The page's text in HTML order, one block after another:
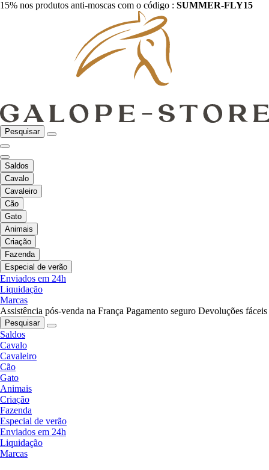
15% nos produtos anti-moscas com o código : SUMMER-FLY15
Pesquisar
Saldos
Cavalo
Cavaleiro
Cão
Gato
Animais
Criação
Fazenda
Especial de verão
Enviados em 24h
Liquidação
Marcas
Assistência pós-venda na França Pagamento seguro Devoluções fáceis
Pesquisar
Saldos
Cavalo
Cavaleiro
Cão
Gato
Animais
Criação
Fazenda
Especial de verão
Enviados em 24h
Liquidação
Marcas